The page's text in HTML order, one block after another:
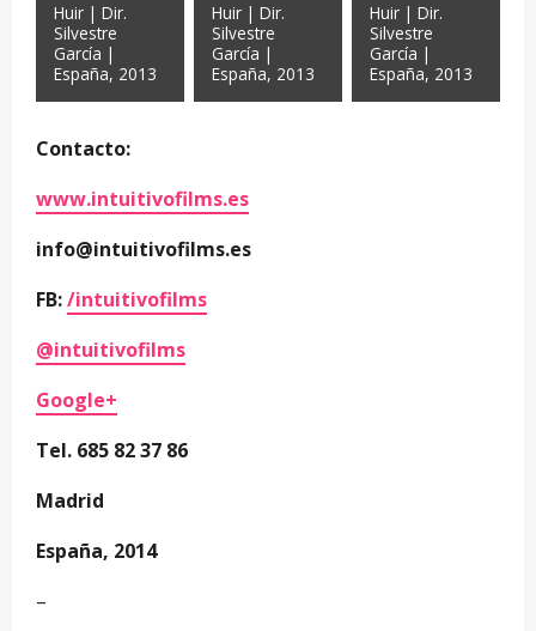
Huir | Dir.
Silvestre
García |
España, 2013
Huir | Dir.
Silvestre
García |
España, 2013
Huir | Dir.
Silvestre
García |
España, 2013
Contacto:
www.intuitivofilms.es
info@intuitivofilms.es
FB:/intuitivofilms
@intuitivofilms
Google+
Tel. 685 82 37 86
Madrid
España, 2014
–